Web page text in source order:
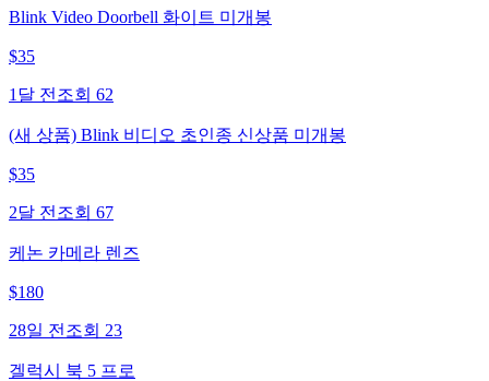
Blink Video Doorbell 화이트 미개봉
$35
1달 전 조회 62
(새 상품) Blink 비디오 초인종 신상품 미개봉
$35
2달 전 조회 67
케논 카메라 렌즈
$180
28일 전 조회 23
겔럭시 북 5 프로